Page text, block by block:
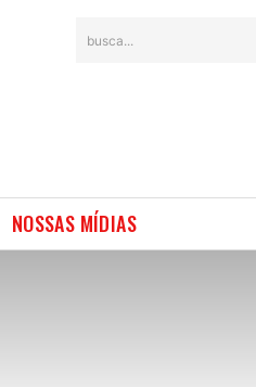
busca...
NOSSAS MÍDIAS